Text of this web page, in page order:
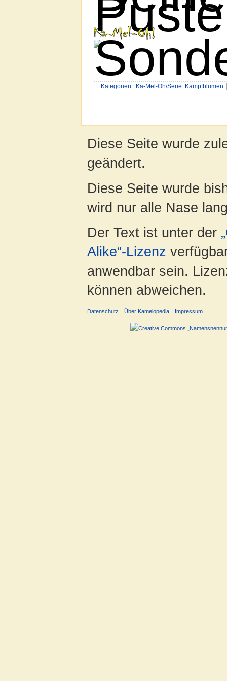
Kategorien: Ka-Mel-Oh/Serie: Kampfblumen
Diese Seite wurde
geändert.
Diese Seite wurde
wird nur alle Nase
Der Text ist unter der
Alike“-Lizenz
anwendbar sein.
können abweichen.
Datenschutz Über Kamelopedia Impressum